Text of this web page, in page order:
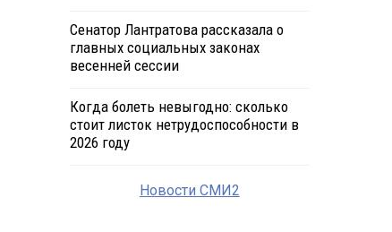
Сенатор Лантратова рассказала о
главных социальных законах
весенней сессии
Когда болеть невыгодно: сколько
стоит листок нетрудоспособности в
2026 году
Новости СМИ2